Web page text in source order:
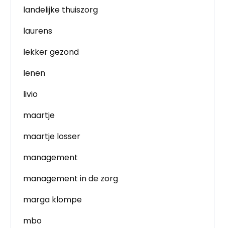
landelijke thuiszorg
laurens
lekker gezond
lenen
livio
maartje
maartje losser
management
management in de zorg
marga klompe
mbo